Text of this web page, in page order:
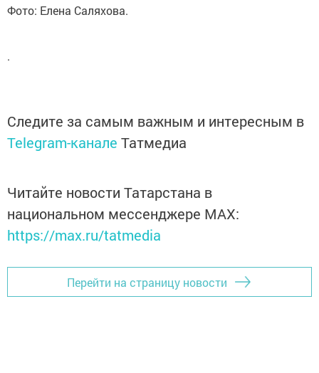
Фото: Елена Саляхова.
.
Следите за самым важным и интересным в
Telegram-канале Татмедиа
Читайте новости Татарстана в
национальном мессенджере MАХ:
https://max.ru/tatmedia
Перейти на страницу новости